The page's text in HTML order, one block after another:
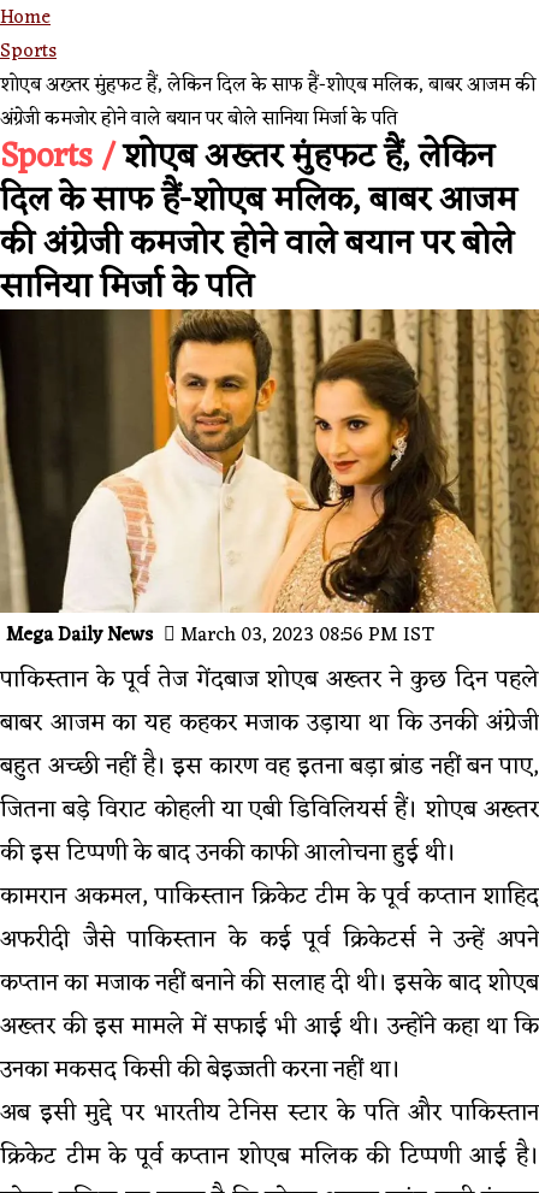
Home
Sports
शोएब अख्तर मुंहफट हैं, लेकिन दिल के साफ हैं-शोएब मलिक, बाबर आजम की
अंग्रेजी कमजोर होने वाले बयान पर बोले सानिया मिर्जा के पति
Sports /शोएब अख्तर मुंहफट हैं, लेकिन
दिल के साफ हैं-शोएब मलिक, बाबर आजम
की अंग्रेजी कमजोर होने वाले बयान पर बोले
सानिया मिर्जा के पति
Mega Daily News March 03, 2023 08:56 PM IST
पाकिस्तान के पूर्व तेज गेंदबाज शोएब अख्तर ने कुछ दिन पहले
बाबर आजम का यह कहकर मजाक उड़ाया था कि उनकी अंग्रेजी
बहुत अच्छी नहीं है। इस कारण वह इतना बड़ा ब्रांड नहीं बन पाए,
जितना बड़े विराट कोहली या एबी डिविलियर्स हैं। शोएब अख्तर
की इस टिप्पणी के बाद उनकी काफी आलोचना हुई थी।
कामरान अकमल, पाकिस्तान क्रिकेट टीम के पूर्व कप्तान शाहिद
अफरीदी जैसे पाकिस्तान के कई पूर्व क्रिकेटर्स ने उन्हें अपने
कप्तान का मजाक नहीं बनाने की सलाह दी थी। इसके बाद शोएब
अख्तर की इस मामले में सफाई भी आई थी। उन्होंने कहा था कि
उनका मकसद किसी की बेइज्जती करना नहीं था।
अब इसी मुद्दे पर भारतीय टेनिस स्टार के पति और पाकिस्तान
क्रिकेट टीम के पूर्व कप्तान शोएब मलिक की टिप्पणी आई है।